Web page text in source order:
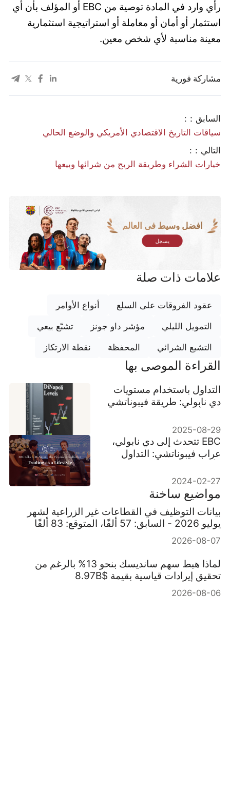
رأي وارد في المادة توصية من EBC أو المؤلف بأن أي
استثمار أو أمان أو معاملة أو استراتيجية استثمارية
معينة مناسبة لأي شخص معين.
مشاركة فورية
السابق：:
سياقات التاريخ الاقتصادي الأمريكي والوضع الحالي
التالي：:
خيارات الشراء وطريقة الربح من شرائها وبيعها
أفضل وسيط في العالم
يسجل
علامات ذات صلة
عقود الفروقات على السلع أنواع الأوامر
التمويل الليلي مؤشر داو جونز تشبّع بيعي
التشبع الشرائي المحفظة نقطة الارتكاز
القراءة الموصى بها
التداول باستخدام مستويات
دي نابولي: طريقة فيبوناتشي
2025-08-29
EBC تتحدث إلى دي نابولي،
عراب فيبوناتشي: التداول
2024-02-27
مواضيع ساخنة
بيانات التوظيف في القطاعات غير الزراعية لشهر
يوليو 2026 - السابق: 57 ألفًا، المتوقع: 83 ألفًا
2026-08-07
لماذا هبط سهم سانديسك بنحو 13% بالرغم من
تحقيق إيرادات قياسية بقيمة $8.97B
2026-08-06